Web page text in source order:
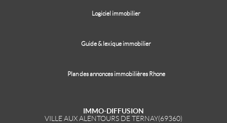
Logiciel immobilier
Guide & lexique immobilier
Plan des annonces immobilières Rhone
IMMO-DIFFUSION
VILLE AUX ALENTOURS DE TERNAY(69360)